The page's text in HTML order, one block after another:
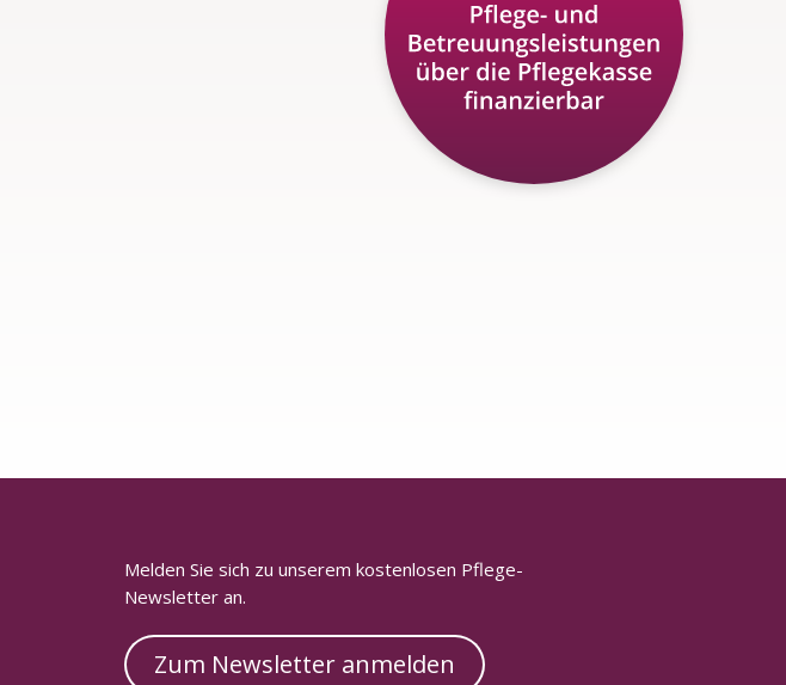
Melden Sie sich zu unserem kostenlosen Pflege-
Newsletter an.
Zum Newsletter anmelden